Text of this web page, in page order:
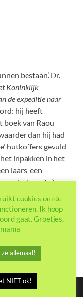
bestaan’. Dr.
Koninklijk
de expeditie naar
hij heeft
boek van Raoul
dan hij had
hutkoffers gevuld
inpakken in het
laars, een
etc.).
Stern
of zij niet teveel
cookies om de
Ik hoop
gaat. Groetjes,
allemaal!
NIET ok!